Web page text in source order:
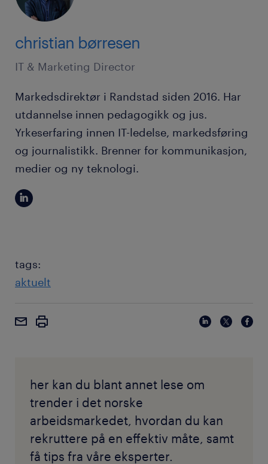
christian børresen
IT & Marketing Director
Markedsdirektør i Randstad siden 2016. Har
utdannelse innen pedagogikk og jus.
Yrkeserfaring innen IT-ledelse, markedsføring
og journalistikk. Brenner for kommunikasjon,
medier og ny teknologi.
tags:
aktuelt
her kan du blant annet lese om
trender i det norske
arbeidsmarkedet, hvordan du kan
rekruttere på en effektiv måte, samt
få tips fra våre eksperter.